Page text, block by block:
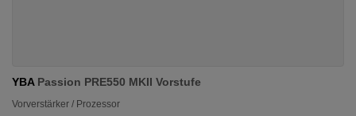
YBA Passion PRE550 MKII Vorstufe
Vorverstärker / Prozessor